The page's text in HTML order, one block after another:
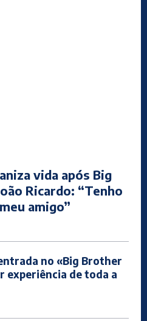
vida após Big
Ricardo: “Tenho
amigo”
no «Big Brother
experiência de toda a